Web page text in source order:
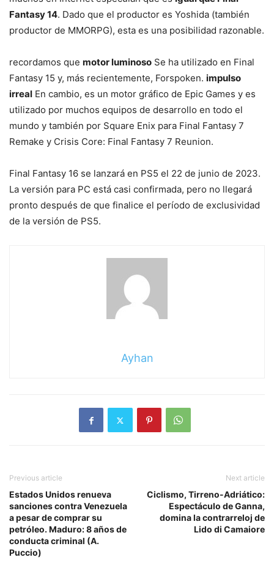
Fantasy 14. Dado que el productor es Yoshida (también
productor de MMORPG), esta es una posibilidad razonable.
recordamos que motor luminoso Se ha utilizado en Final
Fantasy 15 y, más recientemente, Forspoken. impulso
irreal En cambio, es un motor gráfico de Epic Games y es
utilizado por muchos equipos de desarrollo en todo el
mundo y también por Square Enix para Final Fantasy 7
Remake y Crisis Core: Final Fantasy 7 Reunion.
Final Fantasy 16 se lanzará en PS5 el 22 de junio de 2023.
La versión para PC está casi confirmada, pero no llegará
pronto después de que finalice el período de exclusividad
de la versión de PS5.
Ayhan
Previous article
Estados Unidos renueva
sanciones contra Venezuela
a pesar de comprar su
petróleo. Maduro: 8 años de
conducta criminal (A.
Puccio)
Next article
Ciclismo, Tirreno-Adriático:
Espectáculo de Ganna,
domina la contrarreloj de
Lido di Camaiore